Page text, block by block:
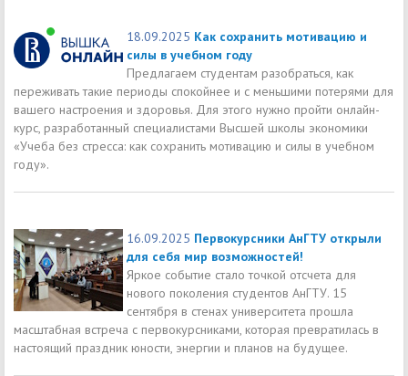
18.09.2025 Как сохранить мотивацию и
силы в учебном году
Предлагаем студентам разобраться, как
переживать такие периоды спокойнее и с меньшими потерями для
вашего настроения и здоровья. Для этого нужно пройти онлайн-
курс, разработанный специалистами Высшей школы экономики
«Учеба без стресса: как сохранить мотивацию и силы в учебном
году».
16.09.2025 Первокурсники АнГТУ открыли
для себя мир возможностей!
Яркое событие стало точкой отсчета для
нового поколения студентов АнГТУ. 15
сентября в стенах университета прошла
масштабная встреча с первокурсниками, которая превратилась в
настоящий праздник юности, энергии и планов на будущее.